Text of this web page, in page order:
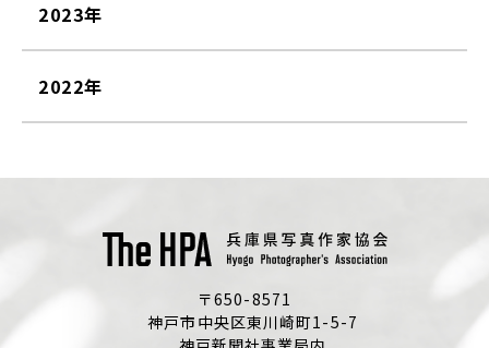
2023年
2022年
〒650-8571
神戸市中央区東川崎町1-5-7